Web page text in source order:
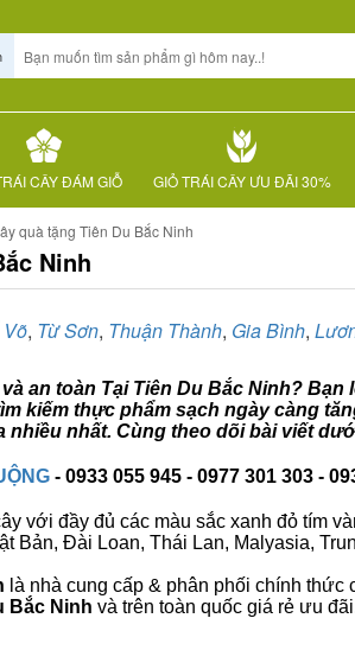
CÂY ĐÁM GIỖ GIỎ TRÁI CÂY ƯU ĐÃI 30%
quà tặng Tiên Du Bắc Ninh
Ninh
, Từ Sơn, Thuận Thành, Gia Bình,
an toàn Tại Tiên Du Bắc Ninh?
kiếm thực phẩm sạch ngày càng
nhất. Cùng theo dõi bài viết
- 0933 055 945 - 0977 301 303 -
với đầy đủ các màu sắc xanh đỏ tím
Bản, Đài Loan, Thái Lan, Malyasia,
là nhà cung cấp & phân phối chính
Bắc Ninh và trên toàn quốc giá rẻ ưu